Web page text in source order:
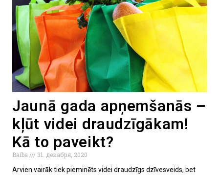
Jaunā gada apņemšanās –
kļūt videi draudzīgākam!
Kā to paveikt?
Baiba
31. декабря, 2020
Arvien vairāk tiek pieminēts videi draudzīgs dzīvesveids, bet